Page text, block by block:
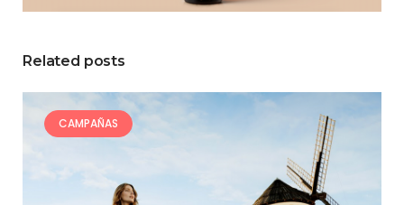
Related posts
CAMPAÑAS